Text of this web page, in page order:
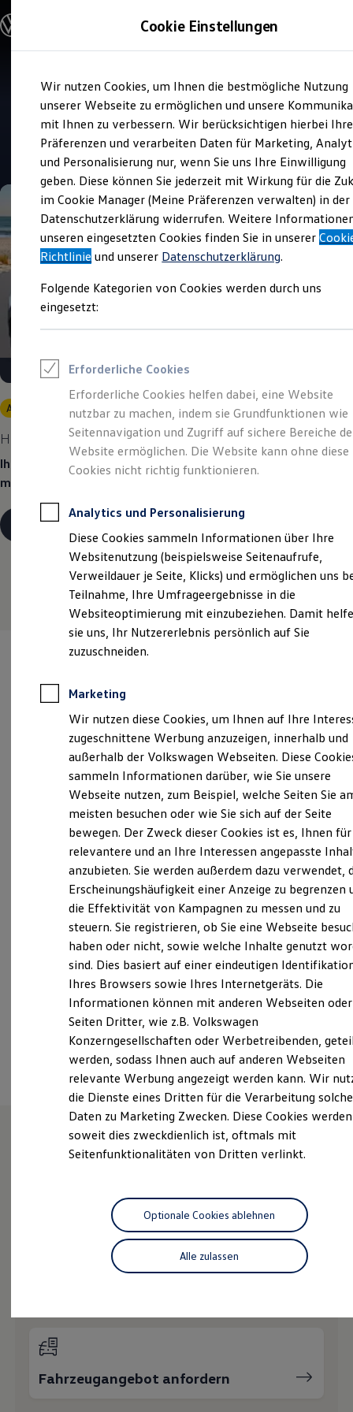
Hauptinhalt
springen
Footer
springen
Modelle und Konfigurator
Modelle vergleichen
Elektroautos
ENERGY Sondermodelle
Nutzfahrzeuge
SUV und CUV
Familienautos
Kombis
Kompaktwagen
Sportwagen
Schnell verfügbare Fahrzeuge
Angebote und Produkte
Aktuelle Angebote
E-Auto-Förderung
Volkswagen Marktplatz
Junge Gebrauchtwagen und Gebrauchtwagen
Volkswagen Zertifizierte Gebrauchtwagen
Zubehör- und Serviceangebote
Leasing
Leasing-Angebote
Gebrauchtwagen Leasing
Junge Gebrauchtwagen-Leasing
Elektroauto Leasing
Kleinwagen-Leasing
Leasing ohne Anzahlung
Finanzierung
Kfz-Versicherung
Restschuldversicherungen
Garantien
Wartungsverträge
Geschäftskunden
Professional Class bei Volkswagen
Großkunden
Behörden
Direktkunden
Sonderfahrzeuge
Anpfiff zum Gewinn
Elektroautos
ID. Tutorials
Elektrofahrzeugkonzepte
Reichweite
Reichweite der ID. Modelle
Reichweite im Winter
Laden
Laden unterwegs
Laden Zuhause
Ladestationen finden
Ladezeitensimulator
Batterie
Sicherheit
Garantie und Lebensdauer
Nachhaltigkeit
Technologie
Kosten und Kauf
Verbrauchskosten
Kaufoptionen
E-Auto-Förderung
Software und Konnektivität
ID. Software Versionen und Updates
Digitale Extras
Schnittstellen zu Ihrem ID.
Hybridautos
Marke und Erlebnis
Volkswagen R und R Experience
R-Modelle
Driving Experience
Volkswagen entdecken
Lifestyle Shop
T-Roc Kollektion
Golf Kollektion
ID. Kollektion
Volkswagen Kollektion
R-Kollektion
Besitzer und Service
Service und Ersatzteile
Verkauf und Service
Gelder & Sorg in Coburg
4.9| 252 Bewertungen
Angebot gültig bis 30.09.2026
Heiß begehrt. Kühl kalkuliert.
Ihr Traumauto? Heiß begehrt. Ihre Leasingrate? Eiskalt
machbar.
Details ansehen
Verantwortlich für die Inhalte auf dieser Seite ist die Gelder - Sorg
Coburg GmbH ( Impressum & Rechtliches
Neustadter Straße 26, 96450 Coburg
info-coburg@gelderundsorg.de
+49 9561 8680
Montag-Freitag 08:00-18:00 Uhr
Samstag
09:00- 13:00 Uhr
Sonntag
Geschlossen
Ansprechpartner
Wie können wir
Ihnen weiterhelfen?
Fahrzeugangebot anfordern
Cookie Einstellungen
Wir nutzen Cookies, um Ihnen die bestmögliche Nutzung
unserer Webseite zu ermöglichen und unsere
mit Ihnen zu verbessern. Wir berücksichtigen hierbei Ihre
Präferenzen und verarbeiten Daten für Marketing,
und Personalisierung nur, wenn Sie uns Ihre Einwilligung
geben. Diese können Sie jederzeit mit Wirkung für die
im Cookie Manager (Meine Präferenzen verwalten) in der
Datenschutzerklärung widerrufen. Weitere
unseren eingesetzten Cookies finden Sie in unserer
Richtlinie und unserer Datenschutzerklärung.
Folgende Kategorien von Cookies werden durch uns
eingesetzt:
Erforderliche Cookies
Erforderliche Cookies helfen dabei, eine Website
nutzbar zu machen, indem sie Grundfunktionen wie
Seitennavigation und Zugriff auf sichere Bereiche
Website ermöglichen. Die Website kann ohne diese
Cookies nicht richtig funktionieren.
Analytics und Personalisierung
Diese Cookies sammeln Informationen über Ihre
Websitenutzung (beispielsweise Seitenaufrufe,
Verweildauer je Seite, Klicks) und ermöglichen uns
Teilnahme, Ihre Umfrageergebnisse in die
Websiteoptimierung mit einzubeziehen. Damit
sie uns, Ihr Nutzererlebnis persönlich auf Sie
zuzuschneiden.
Marketing
Wir nutzen diese Cookies, um Ihnen auf Ihre
zugeschnittene Werbung anzuzeigen, innerhalb und
außerhalb der Volkswagen Webseiten. Diese
sammeln Informationen darüber, wie Sie unsere
Webseite nutzen, zum Beispiel, welche Seiten Sie
meisten besuchen oder wie Sie sich auf der Seite
bewegen. Der Zweck dieser Cookies ist es, Ihnen für
relevantere und an Ihre Interessen angepasste
anzubieten. Sie werden außerdem dazu verwendet,
Erscheinungshäufigkeit einer Anzeige zu begrenzen
die Effektivität von Kampagnen zu messen und zu
steuern. Sie registrieren, ob Sie eine Webseite
haben oder nicht, sowie welche Inhalte genutzt
sind. Dies basiert auf einer eindeutigen
Ihres Browsers sowie Ihres Internetgeräts. Die
Informationen können mit anderen Webseiten oder
Seiten Dritter, wie z.B. Volkswagen
Konzerngesellschaften oder Werbetreibenden,
werden, sodass Ihnen auch auf anderen Webseiten
relevante Werbung angezeigt werden kann. Wir
die Dienste eines Dritten für die Verarbeitung
Daten zu Marketing Zwecken. Diese Cookies
soweit dies zweckdienlich ist, oftmals mit
Seitenfunktionalitäten von Dritten verlinkt.
Alle zulassen
Optionale Cookies ablehnen